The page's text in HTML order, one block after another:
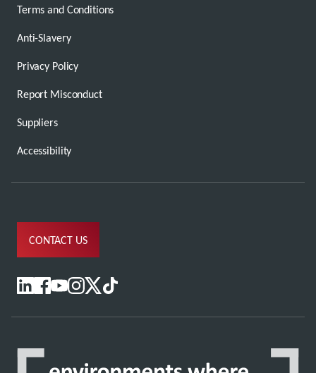
Terms and Conditions
Anti-Slavery
Privacy Policy
Report Misconduct
Suppliers
Accessibility
CONTACT US